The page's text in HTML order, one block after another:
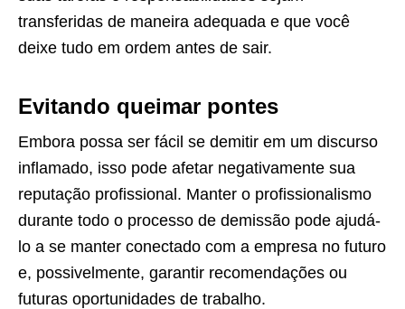
transferidas de maneira adequada e que você
deixe tudo em ordem antes de sair.
Evitando queimar pontes
Embora possa ser fácil se demitir em um discurso
inflamado, isso pode afetar negativamente sua
reputação profissional. Manter o profissionalismo
durante todo o processo de demissão pode ajudá-
lo a se manter conectado com a empresa no futuro
e, possivelmente, garantir recomendações ou
futuras oportunidades de trabalho.